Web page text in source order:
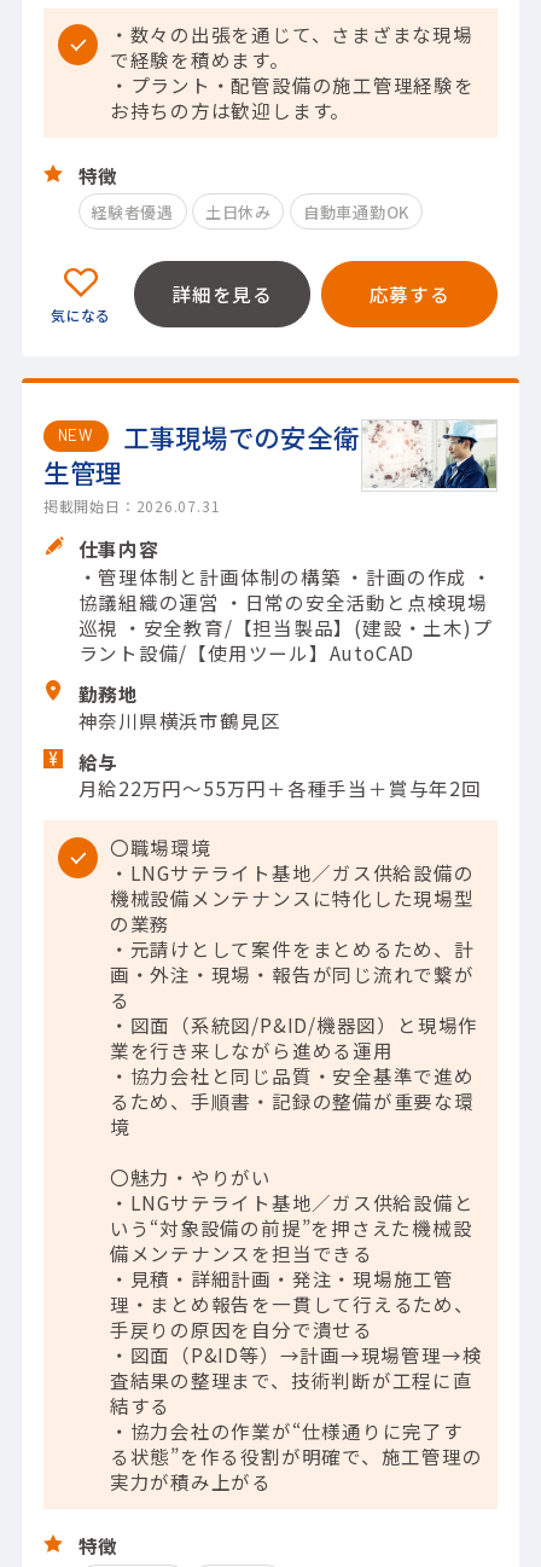
・数々の出張を通じて、さまざまな現場
で経験を積めます。
・プラント・配管設備の施工管理経験を
お持ちの方は歓迎します。
特徴
経験者優遇 土日休み 自動車通勤OK
詳細を見る 応募する
NEW
工事現場での安全衛
生管理
掲載開始日：2026.07.31
仕事内容
・管理体制と計画体制の構築 ・計画の作成 ・
協議組織の運営 ・日常の安全活動と点検現場
巡視 ・安全教育/【担当製品】(建設・土木)プ
ラント設備/【使用ツール】AutoCAD
勤務地
神奈川県横浜市鶴見区
給与
月給22万円～55万円＋各種手当＋賞与年2回
〇職場環境
・LNGサテライト基地／ガス供給設備の
機械設備メンテナンスに特化した現場型
の業務
・元請けとして案件をまとめるため、計
画・外注・現場・報告が同じ流れで繋が
る
・図面（系統図/P&ID/機器図）と現場作
業を行き来しながら進める運用
・協力会社と同じ品質・安全基準で進め
るため、手順書・記録の整備が重要な環
境
〇魅力・やりがい
・LNGサテライト基地／ガス供給設備と
いう“対象設備の前提”を押さえた機械設
備メンテナンスを担当できる
・見積・詳細計画・発注・現場施工管
理・まとめ報告を一貫して行えるため、
手戻りの原因を自分で潰せる
・図面（P&ID等）→計画→現場管理→検
査結果の整理まで、技術判断が工程に直
結する
・協力会社の作業が“仕様通りに完了す
る状態”を作る役割が明確で、施工管理の
実力が積み上がる
特徴